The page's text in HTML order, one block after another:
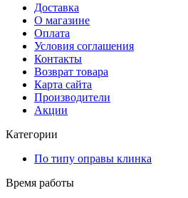
Доставка
О магазине
Оплата
Условия соглашения
Контакты
Возврат товара
Карта сайта
Производители
Акции
Категории
По типу оправы клинка
Время работы